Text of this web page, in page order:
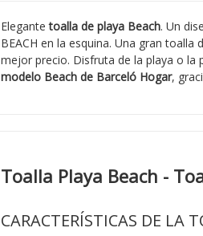
Elegantetoalla de playa Beach. Un
BEACH en la esquina. Una gran
mejor precio. Disfruta de la playa o la
modelo Beach de Barceló Hogar,
Toalla Playa Beach -
CARACTERÍSTICAS DE LA